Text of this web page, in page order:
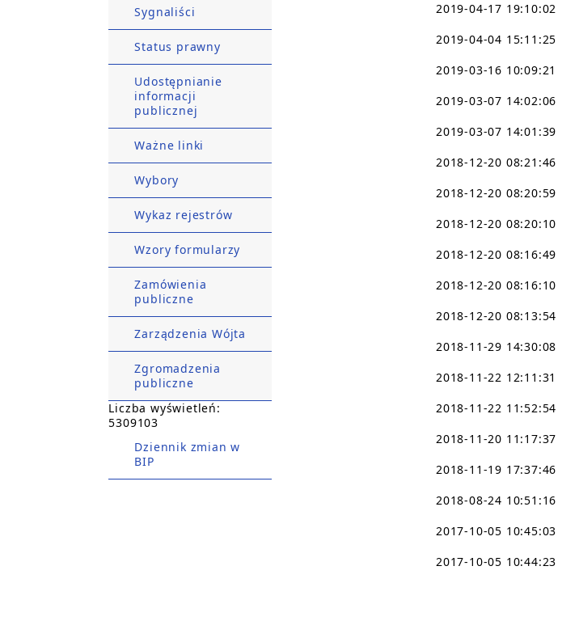
Sygnaliści
Status prawny
Udostępnianie
informacji
publicznej
Ważne linki
Wybory
Wykaz rejestrów
Wzory formularzy
Zamówienia
publiczne
Zarządzenia Wójta
Zgromadzenia
publiczne
Liczba wyświetleń:
5309103
Dziennik zmian w
BIP
2019-04-17 19:10:02
2019-04-04 15:11:25
2019-03-16 10:09:21
2019-03-07 14:02:06
2019-03-07 14:01:39
2018-12-20 08:21:46
2018-12-20 08:20:59
2018-12-20 08:20:10
2018-12-20 08:16:49
2018-12-20 08:16:10
2018-12-20 08:13:54
2018-11-29 14:30:08
2018-11-22 12:11:31
2018-11-22 11:52:54
2018-11-20 11:17:37
2018-11-19 17:37:46
2018-08-24 10:51:16
2017-10-05 10:45:03
2017-10-05 10:44:23